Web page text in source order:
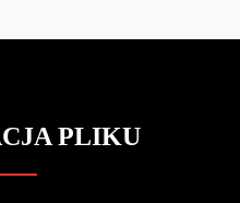
PLIKU